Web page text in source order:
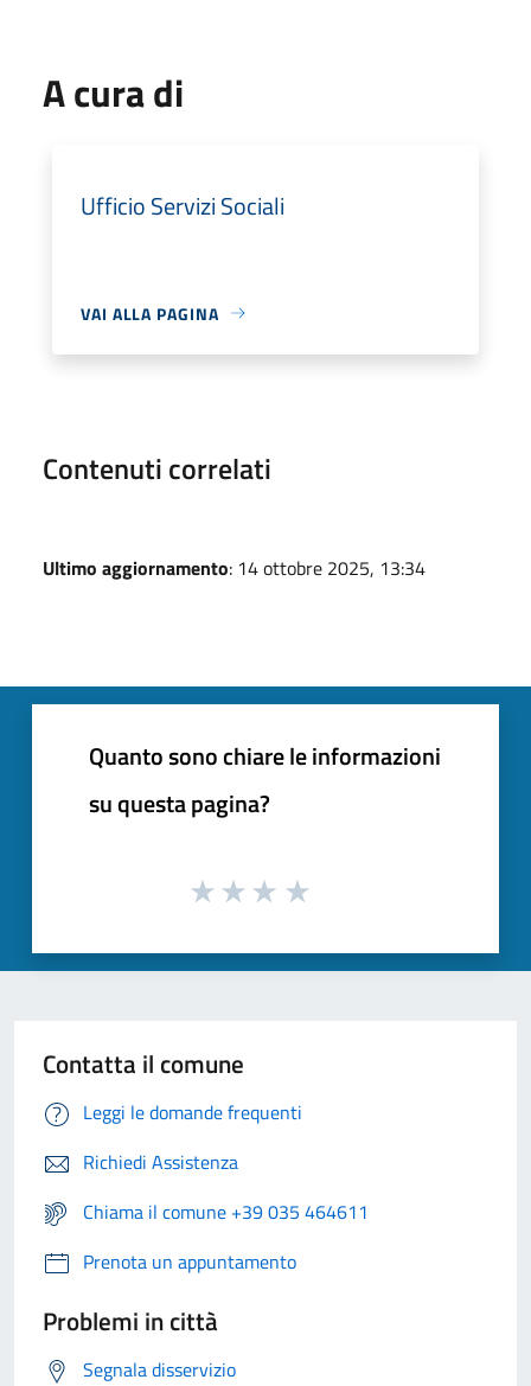
A cura di
Ufficio Servizi Sociali
VAI ALLA PAGINA
Contenuti correlati
Ultimo aggiornamento: 14 ottobre 2025, 13:34
Quanto sono chiare le informazioni
su questa pagina?
Contatta il comune
Leggi le domande frequenti
Richiedi Assistenza
Chiama il comune +39 035 464611
Prenota un appuntamento
Problemi in città
Segnala disservizio